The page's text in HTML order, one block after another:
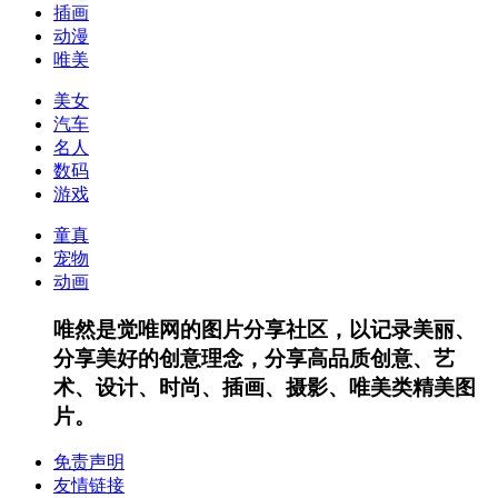
插画
动漫
唯美
美女
汽车
名人
数码
游戏
童真
宠物
动画
唯然是觉唯网的图片分享社区，以记录美丽、
分享美好的创意理念，分享高品质创意、艺
术、设计、时尚、插画、摄影、唯美类精美图
片。
免责声明
友情链接